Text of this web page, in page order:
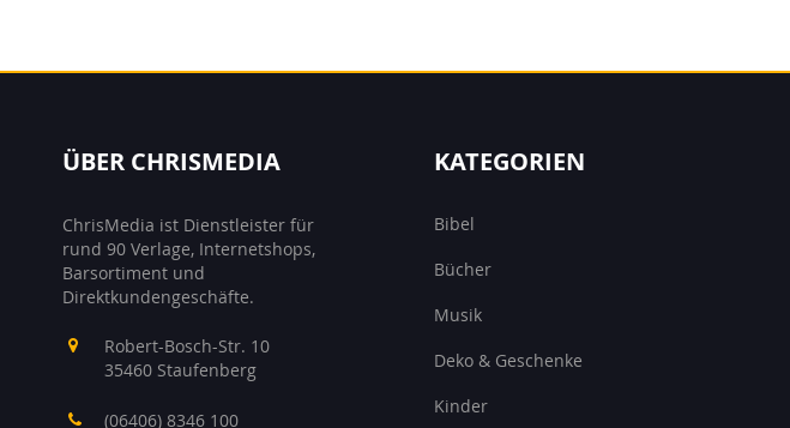
ÜBER CHRISMEDIA
ChrisMedia ist Dienstleister für
rund 90 Verlage, Internetshops,
Barsortiment und
Direktkundengeschäfte.
Robert-Bosch-Str. 10
35460 Staufenberg
(06406) 8346 100
KATEGORIEN
Bibel
Bücher
Musik
Deko & Geschenke
Kinder